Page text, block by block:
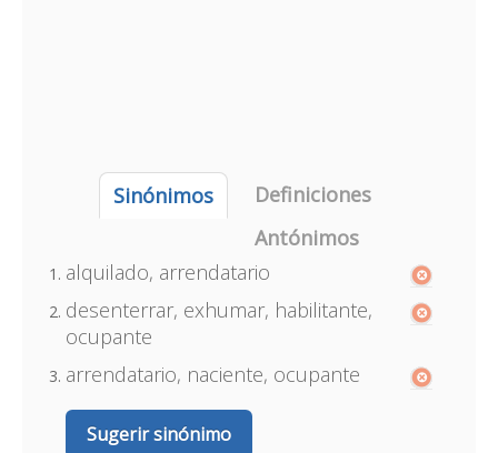
Sinónimos
Definiciones
Antónimos
alquilado, arrendatario
desenterrar, exhumar, habilitante,
ocupante
arrendatario, naciente, ocupante
Sugerir sinónimo